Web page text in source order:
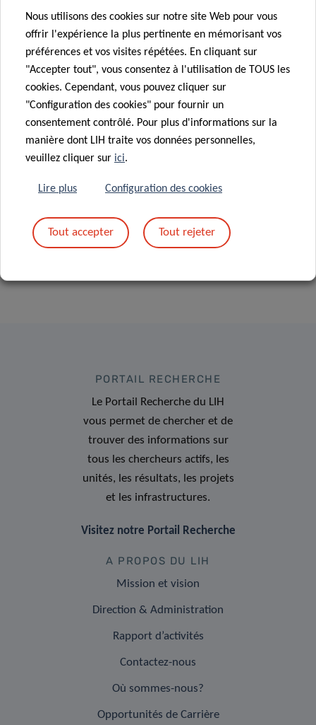
17 Oct 2022
Consultez le
Fundraising
Newsletter !
PORTAIL RECHERCHE
Le Portail Recherche du LIH
vous permet de chercher et de
trouver des informations sur
tous les chercheurs actifs, les
unités, les résultats, les projets
et les infrastructures.
Visitez notre Portail Recherche
A PROPOS DU LIH
Mission et vision
Direction & Administration
Rapport d’activités
Contactez-nous
Où sommes-nous?
Opportunités de Carrière
Nous utilisons des cookies sur notre site Web pour vous
offrir l'expérience la plus pertinente en mémorisant vos
préférences et vos visites répétées. En cliquant sur
"Accepter tout", vous consentez à l'utilisation de TOUS les
cookies. Cependant, vous pouvez cliquer sur
"Configuration des cookies" pour fournir un
consentement contrôlé. Pour plus d'informations sur la
manière dont LIH traite vos données personnelles,
veuillez cliquer sur ici.
Lire plus Configuration des cookies
Tout accepter Tout rejeter